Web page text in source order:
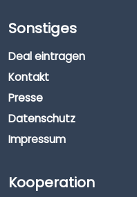
Sonstiges
Deal eintragen
Kontakt
Presse
Datenschutz
Impressum
Kooperation